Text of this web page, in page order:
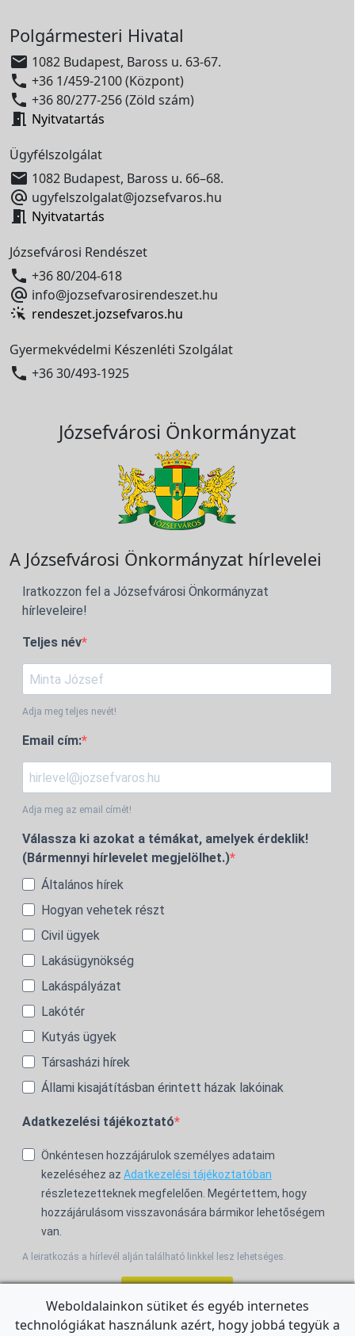
Polgármesteri Hivatal
 1082 Budapest, Baross u. 63-67.
 +36 1/459-2100 (Központ)
 +36 80/277-256 (Zöld szám)
 Nyitvatartás
Ügyfélszolgálat
 1082 Budapest, Baross u. 66–68.
 ugyfelszolgalat@jozsefvaros.hu
 Nyitvatartás
Józsefvárosi Rendészet
 +36 80/204-618
 info@jozsefvarosirendeszet.hu
rendeszet.jozsefvaros.hu
Gyermekvédelmi Készenléti Szolgálat
 +36 30/493-1925
Józsefvárosi Önkormányzat
A Józsefvárosi Önkormányzat hírlevelei
Iratkozzon fel a Józsefvárosi Önkormányzat
hírleveleire!
Teljes név
Adja meg teljes nevét!
Email cím:
Adja meg az email címét!
Válassza ki azokat a témákat, amelyek érdeklik!
(Bármennyi hírlevelet megjelölhet.)
Általános hírek
Hogyan vehetek részt
Civil ügyek
Lakásügynökség
Lakáspályázat
Lakótér
Kutyás ügyek
Társasházi hírek
Állami kisajátításban érintett házak lakóinak
Adatkezelési tájékoztató
Önkéntesen hozzájárulok személyes adataim
kezeléséhez az Adatkezelési tájékoztatóban
részletezetteknek megfelelően. Megértettem, hogy
hozzájárulásom visszavonására bármikor lehetőségem
van.
A leiratkozás a hírlevél alján található linkkel lesz lehetséges.
Weboldalainkon sütiket és egyéb internetes
technológiákat használunk azért, hogy jobbá tegyük a